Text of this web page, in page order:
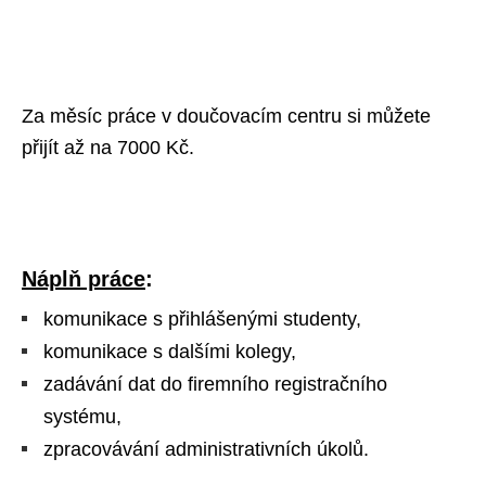
Za měsíc práce v doučovacím centru si můžete
přijít až na 7000 Kč.
Náplň práce:
komunikace s přihlášenými studenty,
komunikace s dalšími kolegy,
zadávání dat do firemního registračního
systému,
zpracovávání administrativních úkolů.